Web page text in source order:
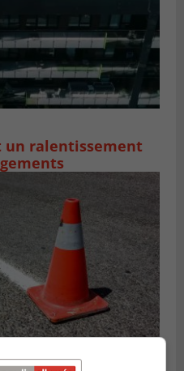
un ralentissement